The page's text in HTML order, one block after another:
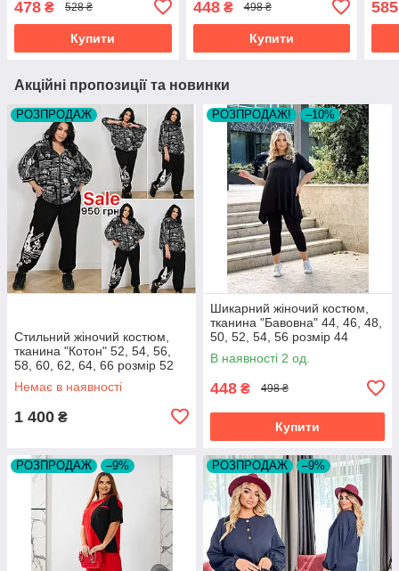
478 ₴ 528 ₴
Купити
448₴ 498 ₴
Купити
585
Акційні пропозиції та новинки
РОЗПРОДАЖ
Стильний жіночий костюм,
тканина "Котон" 52, 54, 56,
58, 60, 62, 64, 66 розмір 52
Немає в наявності
1 400 ₴
РОЗПРОДАЖ! –10%
Шикарний жіночий костюм,
тканина "Бавовна" 44, 46, 48,
50, 52, 54, 56 розмір 44
В наявності 2 од.
448 ₴ 498 ₴
Купити
РОЗПРОДАЖ –9% РОЗПРОДАЖ –9%